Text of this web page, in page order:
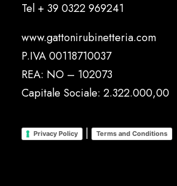
Tel + 39 0322 969241
www.gattonirubinetteria.com
P.IVA 00118710037
REA: NO – 102073
Capitale Sociale: 2.322.000,00
Privacy Policy | Terms and Conditions